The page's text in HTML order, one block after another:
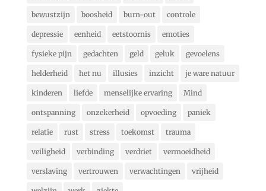
bewustzijn boosheid burn-out controle
depressie eenheid eetstoornis emoties
fysieke pijn gedachten geld geluk gevoelens
helderheid het nu illusies inzicht je ware natuur
kinderen liefde menselijke ervaring Mind
ontspanning onzekerheid opvoeding paniek
relatie rust stress toekomst trauma
veiligheid verbinding verdriet vermoeidheid
verslaving vertrouwen verwachtingen vrijheid